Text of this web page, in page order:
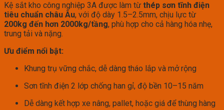
Kệ sắt kho công nghiệp 3A được làm từ thép sơn tĩnh điện
tiêu chuẩn châu Âu, với độ dày 1.5–2.5mm, chịu lực từ
200kg đến hơn 2000kg/tầng, phù hợp cho cả hàng hóa nhẹ,
trung tải và nặng.
Ưu điểm nổi bật:
Khung trụ vững chắc, dễ dàng tháo lắp và mở rộng
Sơn tĩnh điện 2 lớp chống han gỉ, độ bền 10–15 năm
Dễ dàng kết hợp xe nâng, pallet, hoặc giá để thùng hàng